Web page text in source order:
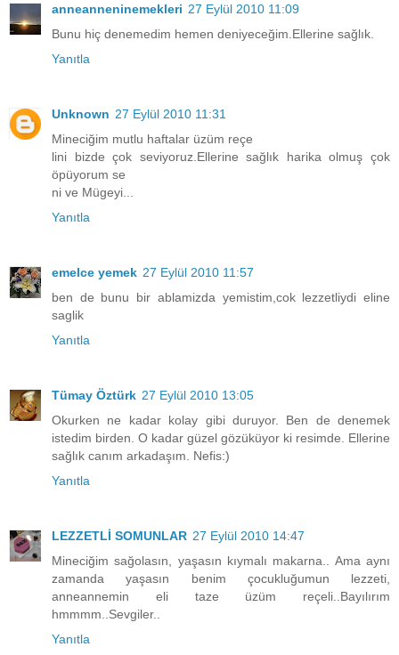
anneanneninemekleri 27 Eylül 2010 11:09
Bunu hiç denemedim hemen deniyeceğim.Ellerine sağlık.
Yanıtla
Unknown 27 Eylül 2010 11:31
Mineciğim mutlu haftalar üzüm reçe
lini bizde çok seviyoruz.Ellerine sağlık harika olmuş çok
öpüyorum se
ni ve Mügeyi...
Yanıtla
emelce yemek 27 Eylül 2010 11:57
ben de bunu bir ablamizda yemistim,cok lezzetliydi eline
saglik
Yanıtla
Tümay Öztürk 27 Eylül 2010 13:05
Okurken ne kadar kolay gibi duruyor. Ben de denemek
istedim birden. O kadar güzel gözüküyor ki resimde. Ellerine
sağlık canım arkadaşım. Nefis:)
Yanıtla
LEZZETLİ SOMUNLAR 27 Eylül 2010 14:47
Mineciğim sağolasın, yaşasın kıymalı makarna.. Ama aynı
zamanda yaşasın benim çocukluğumun lezzeti,
anneannemin eli taze üzüm reçeli..Bayılırım
hmmmm..Sevgiler..
Yanıtla